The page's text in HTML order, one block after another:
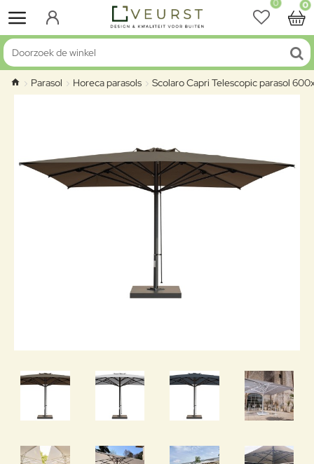
0 0
Doorzoek de winkel
home
Parasol Horeca parasols Scolaro Capri Telescopic parasol